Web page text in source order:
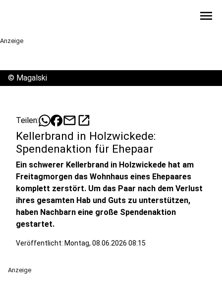
menu
Anzeige
© Magalski
Teilen: mailopen_in_new
Kellerbrand in Holzwickede:
Spendenaktion für Ehepaar
Ein schwerer Kellerbrand in Holzwickede hat am
Freitagmorgen das Wohnhaus eines Ehepaares
komplett zerstört. Um das Paar nach dem Verlust
ihres gesamten Hab und Guts zu unterstützen,
haben Nachbarn eine große Spendenaktion
gestartet.
Veröffentlicht: Montag, 08.06.2026 08:15
Anzeige